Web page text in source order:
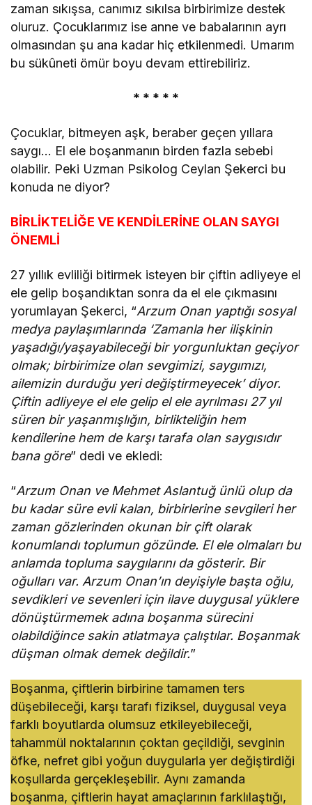
zaman sıkışsa, canımız sıkılsa birbirimize destek
oluruz. Çocuklarımız ise anne ve babalarının ayrı
olmasından şu ana kadar hiç etkilenmedi. Umarım
bu sükûneti ömür boyu devam ettirebiliriz.
* * * * *
Çocuklar, bitmeyen aşk, beraber geçen yıllara
saygı… El ele boşanmanın birden fazla sebebi
olabilir. Peki Uzman Psikolog Ceylan Şekerci bu
konuda ne diyor?
BİRLİKTELİĞE VE KENDİLERİNE OLAN SAYGI
ÖNEMLİ
27 yıllık evliliği bitirmek isteyen bir çiftin adliyeye el
ele gelip boşandıktan sonra da el ele çıkmasını
yorumlayan Şekerci, “Arzum Onan yaptığı sosyal
medya paylaşımlarında ‘Zamanla her ilişkinin
yaşadığı/yaşayabileceği bir yorgunluktan geçiyor
olmak; birbirimize olan sevgimizi, saygımızı,
ailemizin durduğu yeri değiştirmeyecek’ diyor.
Çiftin adliyeye el ele gelip el ele ayrılması 27 yıl
süren bir yaşanmışlığın, birlikteliğin hem
kendilerine hem de karşı tarafa olan saygısıdır
bana göre” dedi ve ekledi:
“Arzum Onan ve Mehmet Aslantuğ ünlü olup da
bu kadar süre evli kalan, birbirlerine sevgileri her
zaman gözlerinden okunan bir çift olarak
konumlandı toplumun gözünde. El ele olmaları bu
anlamda topluma saygılarını da gösterir. Bir
oğulları var. Arzum Onan’ın deyişiyle başta oğlu,
sevdikleri ve sevenleri için ilave duygusal yüklere
dönüştürmemek adına boşanma sürecini
olabildiğince sakin atlatmaya çalıştılar. Boşanmak
düşman olmak demek değildir.”
Boşanma, çiftlerin birbirine tamamen ters
düşebileceği, karşı tarafı fiziksel, duygusal veya
farklı boyutlarda olumsuz etkileyebileceği,
tahammül noktalarının çoktan geçildiği, sevginin
öfke, nefret gibi yoğun duygularla yer değiştirdiği
koşullarda gerçekleşebilir. Aynı zamanda
boşanma, çiftlerin hayat amaçlarının farklılaştığı,